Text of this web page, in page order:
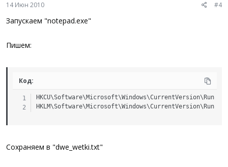
14 Июн 2010 #4
Запускаем "notepad.exe"
Пишем:
Код:
HKCU\Software\Microsoft\Windows\CurrentVersion\Run
HKLM\Software\Microsoft\Windows\CurrentVersion\Run
Сохраняем в "dwe_wetki.txt"